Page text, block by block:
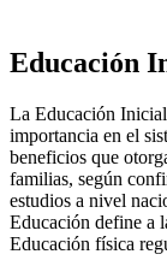
Educación
La Educación
importancia en el
beneficios que
familias, según
estudios a nivel
Educación define a
Educación física